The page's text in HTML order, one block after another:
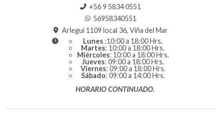
+56 9 5834 0551
56958340551
Arlegui 1109 local 36, Viña del Mar
Lunes :10:00 a 18:00 Hrs.
Martes: 10:00 a 18:00 Hrs.
Miércoles: 10:00 a 18:00 Hrs.
Jueves: 09:00 a 18:00 Hrs.
Viernes: 09:00 a 18:00 Hrs.
Sábado: 09:00 a 14:00 Hrs.
HORARIO CONTINUADO.